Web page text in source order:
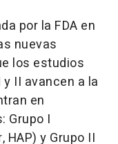
por la FDA en
nuevas
los estudios
II avancen a la
en
Grupo I
y Grupo II